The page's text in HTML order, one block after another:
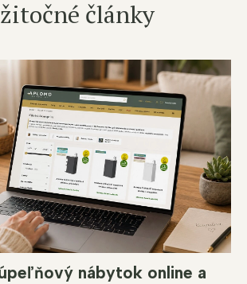
články
nábytok online a